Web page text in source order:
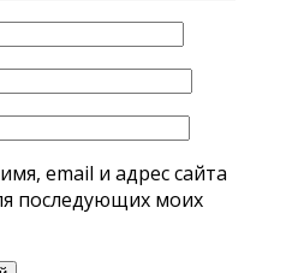
email и адрес сайта
последующих моих